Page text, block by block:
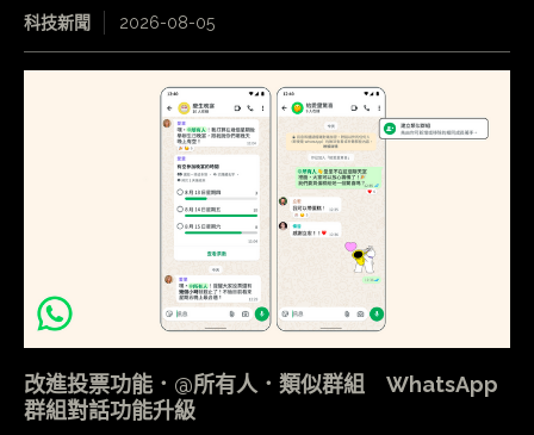
科技新聞 2026-08-05
改進投票功能．@所有人．類似群組 WhatsApp
群組對話功能升級